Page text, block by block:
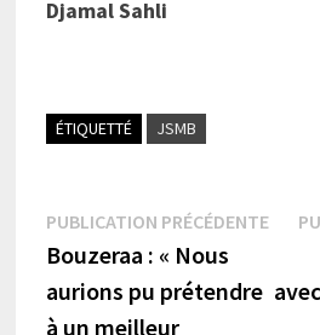
Djamal Sahli
ÉTIQUETTÉ JSMB
Navigation
de
l’article
PUBLICATION PRÉCÉDENTE
Bouzeraa : « Nous
aurions pu prétendre
à un meilleur